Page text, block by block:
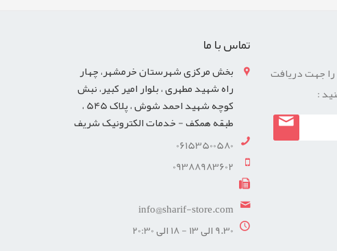
را جهت دریافت
:
تماس با ما
بخش مرکزی شهرستان خرمشهر، چهار
راه شهید مطهری ، بلوار امیر کبیر، نبش
کوچه شهید احمد شوش ، پلاک 545 ،
طبقه همکف - خدمات الکترونیک شریف
06153500580
09388983602
info@sharif-store.com
9.30 الی 13 - 18 الی 20:30